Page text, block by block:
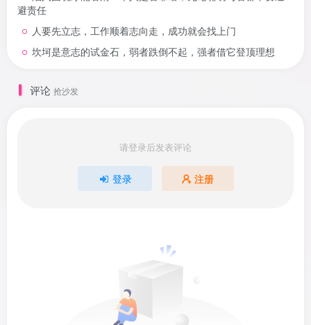
避责任
人要先立志，工作顺着志向走，成功就会找上门
坎坷是意志的试金石，弱者跌倒不起，强者借它登顶理想
评论 抢沙发
请登录后发表评论
登录 注册